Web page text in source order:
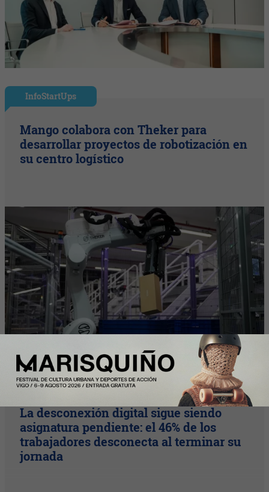
InfoStartUps
Mango colabora con Theker para
desarrollar proyectos de robotización en
su centro logístico
Plus
La desconexión digital sigue siendo
asignatura pendiente: el 46% de los
trabajadores desconecta al terminar su
jornada